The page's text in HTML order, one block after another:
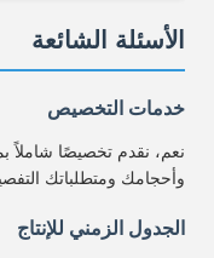
الأسئلة الشائعة
خدمات التخصيص
نعم، نقدم تخصيصًا شاملاً
وأحجامك ومتطلباتك
الجدول الزمني للإنتاج